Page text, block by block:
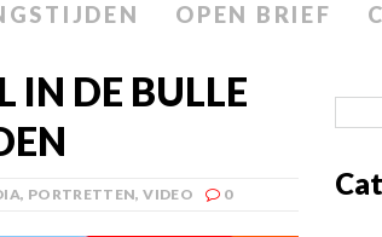
OPEN BRIEF
IN DE BULLE
, PORTRETTEN,VIDEO 0